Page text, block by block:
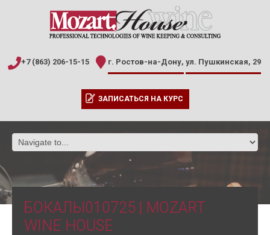
+7 (863) 206-15-15 г. Ростов-на-Дону, ул. Пушкинская, 29
ЗАПИСАТЬСЯ НА КУРС
БОКАЛЫ010725 | MOZART
WINE HOUSE